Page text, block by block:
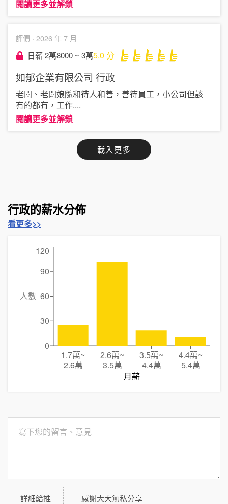
閱讀更多並解鎖
評價 · 2026 年 7 月
日薪 2萬8000 ~ 3萬5.0 分
如郁企業有限公司 行政
老闆、老闆娘隨和待人和善，善待員工，小公司但該
有的都有，工作....
閱讀更多並解鎖
載入更多
行政的薪水分佈
看更多>>
1.7萬~
2.6萬
2.6萬~
3.5萬
3.5萬~
4.4萬
4.4萬~
5.4萬
月薪
0
30
60
90
120
人數
詳細給推 感謝大大無私分享